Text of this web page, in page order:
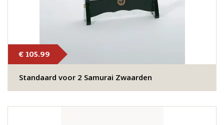
€ 105.99
Standaard voor 2 Samurai Zwaarden